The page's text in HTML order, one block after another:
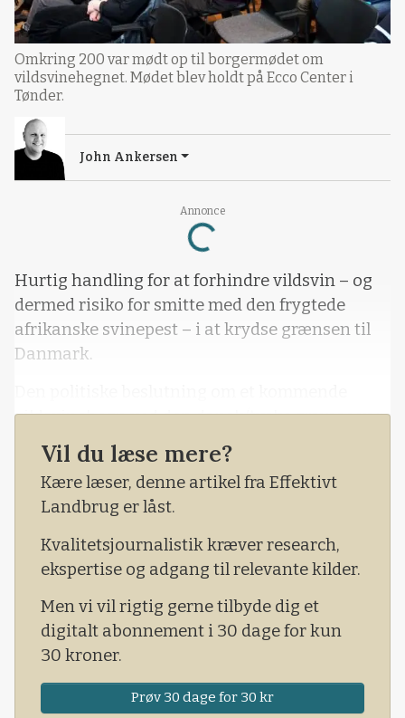
Annonce
Loading...
Omkring 200 var mødt op til borgermødet om
vildsvinehegnet. Mødet blev holdt på Ecco Center i
Tønder.
John Ankersen
Hurtig handling for at forhindre vildsvin – og
dermed risiko for smitte med den frygtede
afrikanske svinepest – i at krydse grænsen til
Danmark.
vildsvinehegn ved den dansk/tyske grænse var
til debat, da omkring 200 tirsdag aften var
mødt op i Tønder til borgermøde om
vildsvinehegnet, der er et initiativ sat i værk af
regeringen og Dansk Folkeparti.
Vil du læse mere?
Kære læser, denne artikel fra Effektivt
Landbrug er låst.
Kvalitetsjournalistik kræver research,
ekspertise og adgang til relevante kilder.
Men vi vil rigtig gerne tilbyde dig et
digitalt abonnement i 30 dage for kun
30 kroner.
Prøv 30 dage for 30 kr